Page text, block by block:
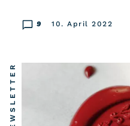
9 10. April 2022
NEWSLETTER